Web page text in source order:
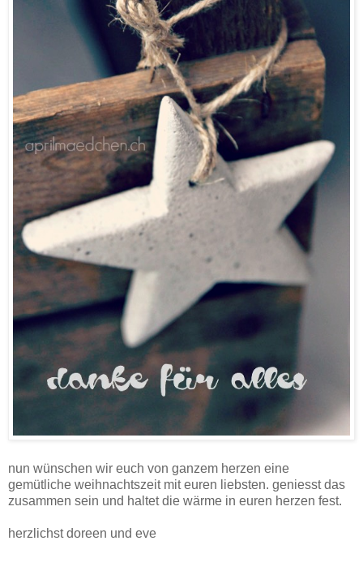
nun wünschen wir euch von ganzem herzen eine
gemütliche weihnachtszeit mit euren liebsten. geniesst das
zusammen sein und haltet die wärme in euren herzen fest.
herzlichst doreen und eve